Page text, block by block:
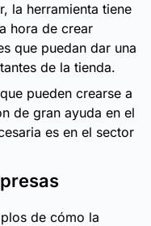
la herramienta tiene
hora de crear
que puedan dar una
de la tienda.
pueden crearse a
de gran ayuda en el
es en el sector
de cómo la